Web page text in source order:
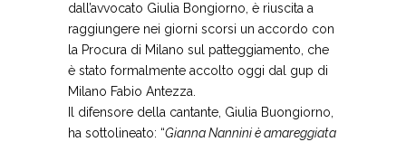
dall’avvocato Giulia Bongiorno, è riuscita a
raggiungere nei giorni scorsi un accordo con
la Procura di Milano sul patteggiamento, che
è stato formalmente accolto oggi dal gup di
Milano Fabio Antezza.
Il difensore della cantante, Giulia Buongiorno,
ha sottolineato: “Gianna Nannini è amareggiata